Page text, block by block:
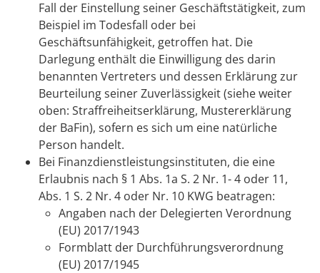
Fall der Einstellung seiner Geschäftstätigkeit, zum
Beispiel im Todesfall oder bei
Geschäftsunfähigkeit, getroffen hat. Die
Darlegung enthält die Einwilligung des darin
benannten Vertreters und dessen Erklärung zur
Beurteilung seiner Zuverlässigkeit (siehe weiter
oben: Straffreiheitserklärung, Mustererklärung
der BaFin), sofern es sich um eine natürliche
Person handelt.
Bei Finanzdienstleistungsinstituten, die eine
Erlaubnis nach § 1 Abs. 1a S. 2 Nr. 1- 4 oder 11,
Abs. 1 S. 2 Nr. 4 oder Nr. 10 KWG beatragen:
Angaben nach der Delegierten Verordnung
(EU) 2017/1943
Formblatt der Durchführungsverordnung
(EU) 2017/1945